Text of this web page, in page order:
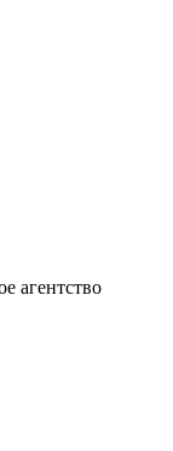
агентство